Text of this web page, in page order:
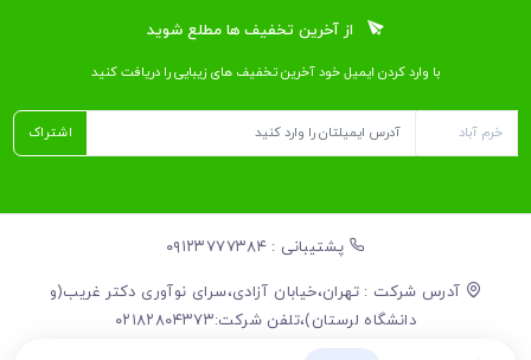
از آخرین تخفیف ها مطلع شوید
با وارد کردن ایمیل خود آخرین تخفیف ‌های زیبایی را دریافت کنید
اشتراک
پشتیبانی : ۰۹۱۲۳۷۷۷۳۸۴
آدرس شرکت : تهران،خیابان آزادی،سرای نوآوری دکتر غریب(و
دانشگاه لرستان)،تلفن شرکت:۰۲۱۸۲۸۰۴۳۷۳